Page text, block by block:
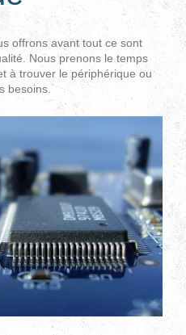
offrons avant tout ce sont
Nous prenons le temps
à trouver le périphérique ou
besoins.